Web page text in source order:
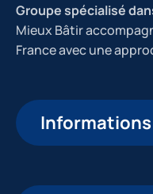
Groupe spécialisé
Mieux Bâtir
France avec une
Informations